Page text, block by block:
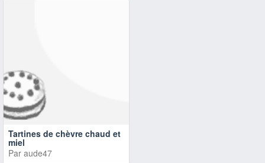
Tartines de chèvre chaud et
miel
Par aude47